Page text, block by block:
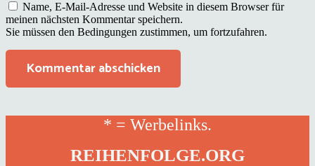
Name, E-Mail-Adresse und Website in diesem Browser für
meinen nächsten Kommentar speichern.
Sie müssen den Bedingungen zustimmen, um fortzufahren.
Kommentar abschicken
* = Werbelinks.
REIHENFOLGE.ORG